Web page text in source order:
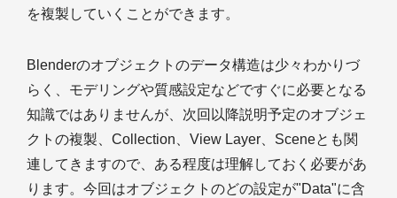
を複製していくことができます。
Blenderのオブジェクトのデータ構造は少々わかりづ
らく、モデリングや質感設定などですぐに必要となる
知識ではありませんが、次回以降説明予定のオブジェ
クトの複製、Collection、View Layer、Sceneとも関
連してきますので、ある程度は理解しておく必要があ
ります。今回はオブジェクトのどの設定が"Data"に含